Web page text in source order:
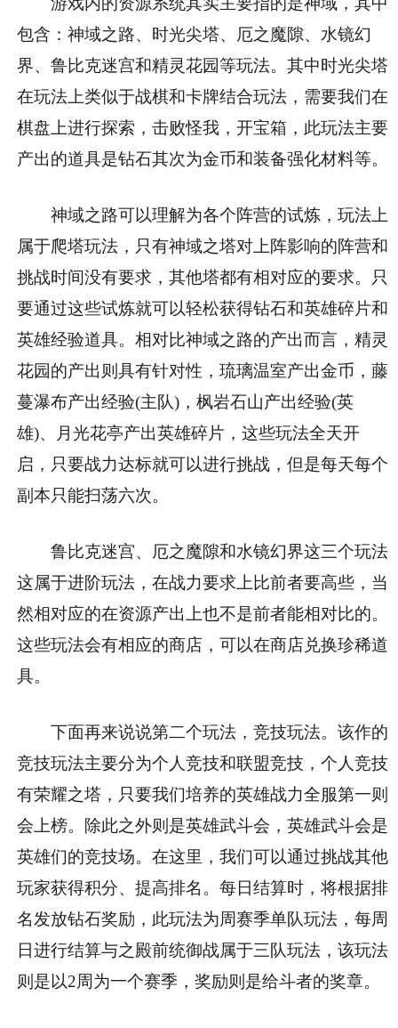
包含：神域之路、时光尖塔、厄之魔隙、水镜幻
界、鲁比克迷宫和精灵花园等玩法。其中时光尖塔
在玩法上类似于战棋和卡牌结合玩法，需要我们在
棋盘上进行探索，击败怪我，开宝箱，此玩法主要
产出的道具是钻石其次为金币和装备强化材料等。
神域之路可以理解为各个阵营的试炼，玩法上
属于爬塔玩法，只有神域之塔对上阵影响的阵营和
挑战时间没有要求，其他塔都有相对应的要求。只
要通过这些试炼就可以轻松获得钻石和英雄碎片和
英雄经验道具。相对比神域之路的产出而言，精灵
花园的产出则具有针对性，琉璃温室产出金币，藤
蔓瀑布产出经验(主队)，枫岩石山产出经验(英
雄)、月光花亭产出英雄碎片，这些玩法全天开
启，只要战力达标就可以进行挑战，但是每天每个
副本只能扫荡六次。
鲁比克迷宫、厄之魔隙和水镜幻界这三个玩法
这属于进阶玩法，在战力要求上比前者要高些，当
然相对应的在资源产出上也不是前者能相对比的。
这些玩法会有相应的商店，可以在商店兑换珍稀道
具。
下面再来说说第二个玩法，竞技玩法。该作的
竞技玩法主要分为个人竞技和联盟竞技，个人竞技
有荣耀之塔，只要我们培养的英雄战力全服第一则
会上榜。除此之外则是英雄武斗会，英雄武斗会是
英雄们的竞技场。在这里，我们可以通过挑战其他
玩家获得积分、提高排名。每日结算时，将根据排
名发放钻石奖励，此玩法为周赛季单队玩法，每周
日进行结算与之殿前统御战属于三队玩法，该玩法
则是以2周为一个赛季，奖励则是给斗者的奖章。